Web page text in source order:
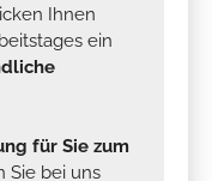
Ihnen
ein
für Sie zum
Sie bei uns